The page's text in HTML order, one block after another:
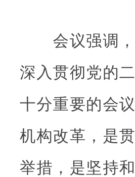
会议强调，
深入贯彻党的
十分重要的会
机构改革，是
举措，是坚持